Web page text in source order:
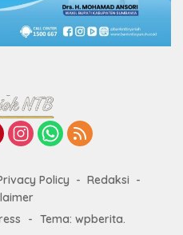
Policy
Redaksi
- Tema: wpberita.